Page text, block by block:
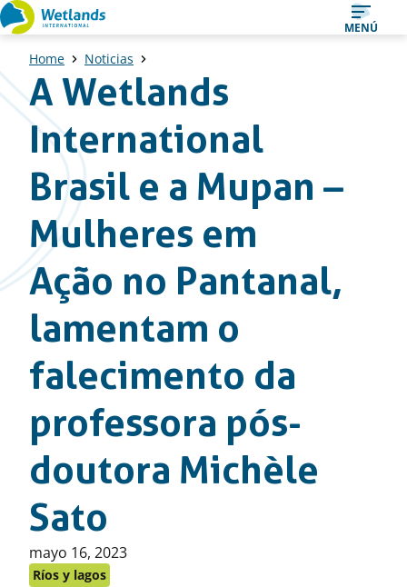
Ir
al
contenido
MENÚ
Home Noticias
A Wetlands
International
Brasil e a Mupan –
Mulheres em
Ação no Pantanal,
lamentam o
falecimento da
professora pós-
doutora Michèle
Sato
Publicado
en:
mayo 16, 2023
Ríos y lagos